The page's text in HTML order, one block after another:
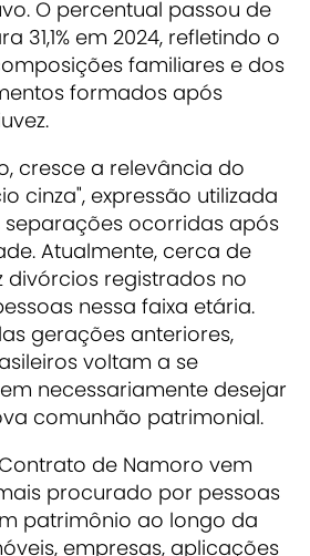
O percentual passou de
31,1% em 2024, refletindo o
familiares e dos
formados após
cresce a relevância do
cinza", expressão utilizada
ocorridas após
Atualmente, cerca de
divórcios registrados no
nessa faixa etária.
gerações anteriores,
voltam a se
necessariamente desejar
comunhão patrimonial.
de Namoro vem
procurado por pessoas
patrimônio ao longo da
empresas, aplicações